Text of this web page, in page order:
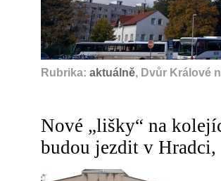
Rubrika: aktuálně, Dvůr Králové
Nové „lišky“ na
budou jezdit v